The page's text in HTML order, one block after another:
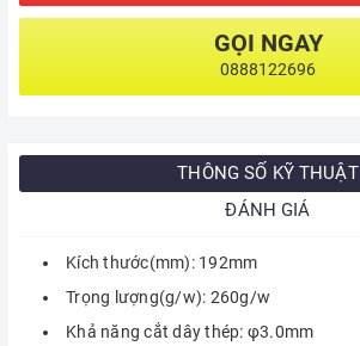
GỌI NGAY
0888122696
THÔNG SỐ KỸ THUẬT
ĐÁNH GIÁ
Kích thước(mm): 192mm
Trọng lượng(g/w): 260g/w
Khả năng cắt dây thép: φ3.0mm